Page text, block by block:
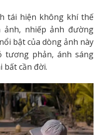
tái hiện không khí thế
ảnh, nhiếp ảnh đường
bật của dòng ảnh này
tương phản, ánh sáng
bất cần đời.